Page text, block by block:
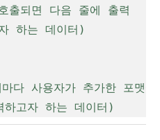
되면 다음 줄에 출력
하는 데이터)
사용자가 추가한 포맷
고자 하는 데이터)